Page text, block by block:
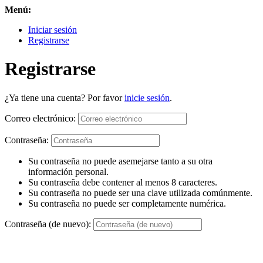
Menú:
Iniciar sesión
Registrarse
Registrarse
¿Ya tiene una cuenta? Por favorinicie sesión.
Correo electrónico:
Contraseña:
Su contraseña no puede asemejarse tanto a su otra
información personal.
Su contraseña debe contener al menos 8 caracteres.
Su contraseña no puede ser una clave utilizada comúnmente.
Su contraseña no puede ser completamente numérica.
Contraseña (de nuevo):